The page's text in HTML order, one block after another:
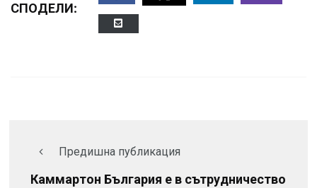
СПОДЕЛИ:
Предишна публикация
Каммартон България е в сътрудничество